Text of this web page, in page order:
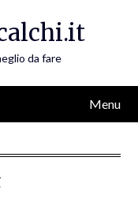
da fare
Menu